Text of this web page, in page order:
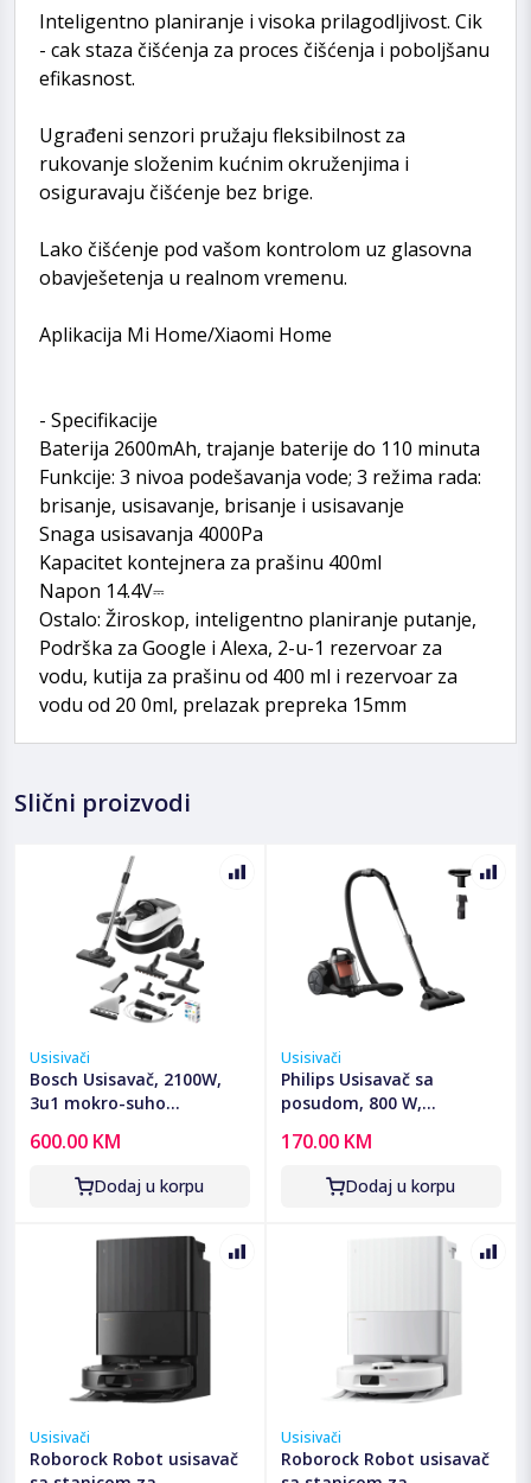
Inteligentno planiranje i visoka prilagodljivost. Cik
- cak staza čišćenja za proces čišćenja i poboljšanu
efikasnost.
Ugrađeni senzori pružaju fleksibilnost za
rukovanje složenim kućnim okruženjima i
osiguravaju čišćenje bez brige.
Lako čišćenje pod vašom kontrolom uz glasovna
obavješetenja u realnom vremenu.
Aplikacija Mi Home/Xiaomi Home
- Specifikacije
Baterija 2600mAh, trajanje baterije do 110 minuta
Funkcije: 3 nivoa podešavanja vode; 3 režima rada:
brisanje, usisavanje, brisanje i usisavanje
Snaga usisavanja 4000Pa
Kapacitet kontejnera za prašinu 400ml
Napon 14.4V⎓
Ostalo: Žiroskop, inteligentno planiranje putanje,
Podrška za Google i Alexa, 2-u-1 rezervoar za
vodu, kutija za prašinu od 400 ml i rezervoar za
vodu od 20 0ml, prelazak prepreka 15mm
Slični proizvodi
Usisivači
Bosch Usisavač, 2100W,
3u1 mokro-suho
BWD421PRO
600.00 KM
Dodaj u korpu
Usisivači
Philips Usisavač sa
posudom, 800 W,
XB1142/10
170.00 KM
Dodaj u korpu
Usisivači
Roborock Robot usisavač
Usisivači
Roborock Robot usisavač